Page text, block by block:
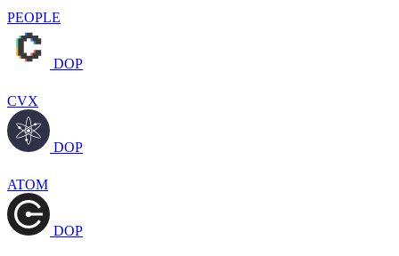
PEOPLE
DOP
CVX
DOP
ATOM
DOP